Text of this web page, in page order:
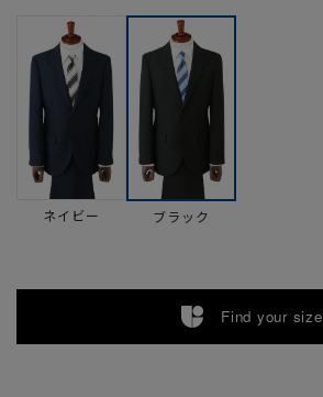
ネイビー ブラック
Find your size